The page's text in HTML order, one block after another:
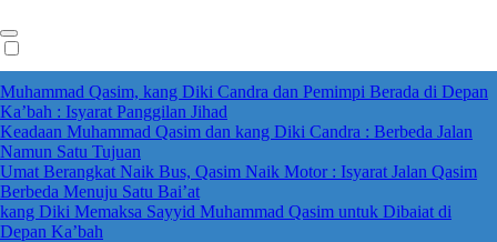
Muhammad Qasim, kang Diki Candra dan Pemimpi Berada di Depan
Ka’bah : Isyarat Panggilan Jihad
Keadaan Muhammad Qasim dan kang Diki Candra : Berbeda Jalan
Namun Satu Tujuan
Umat Berangkat Naik Bus, Qasim Naik Motor : Isyarat Jalan Qasim
Berbeda Menuju Satu Bai’at
kang Diki Memaksa Sayyid Muhammad Qasim untuk Dibaiat di
Depan Ka’bah